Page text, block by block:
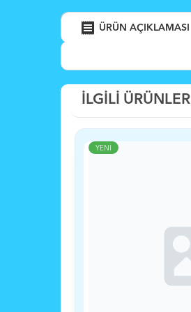
receipt ÜRÜN AÇIKLAMASI
İLGİLİ ÜRÜNLER
YENİ